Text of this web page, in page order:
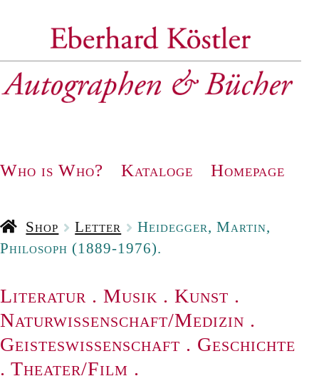
Navigation
Who is Who? Kataloge Homepage
Shop Letter
Heidegger, Martin,
Philosoph (1889-1976).
Literatur . Musik . Kunst .
Naturwissenschaft/Medizin .
Geisteswissenschaft . Geschichte
. Theater/Film .